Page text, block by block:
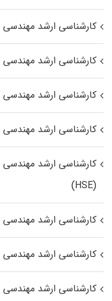
کارشناسی ارشد مهندسی
کارشناسی ارشد مهندسی
کارشناسی ارشد
کارشناسی ارشد مهندسی
کارشناسی ارشد
(HSE)
کارشناسی ارشد مهندسی
کارشناسی ارشد
کارشناسی ارشد